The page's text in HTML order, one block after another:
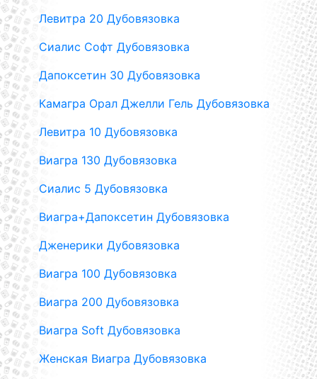
Левитра 20 Дубовязовка
Сиалис Софт Дубовязовка
Дапоксетин 30 Дубовязовка
Камагра Орал Джелли Гель Дубовязовка
Левитра 10 Дубовязовка
Виагра 130 Дубовязовка
Сиалис 5 Дубовязовка
Виагра+Дапоксетин Дубовязовка
Дженерики Дубовязовка
Виагра 100 Дубовязовка
Виагра 200 Дубовязовка
Виагра Soft Дубовязовка
Женская Виагра Дубовязовка